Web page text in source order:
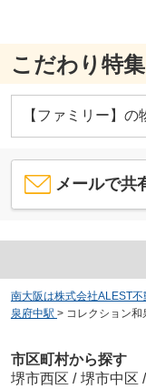
こだわり特集
【ファミリー】の
メールで共
南大阪は株式会社ALEST不
泉府中駅 > コレクション和
市区町村から探す
堺市西区 / 堺市中区 /